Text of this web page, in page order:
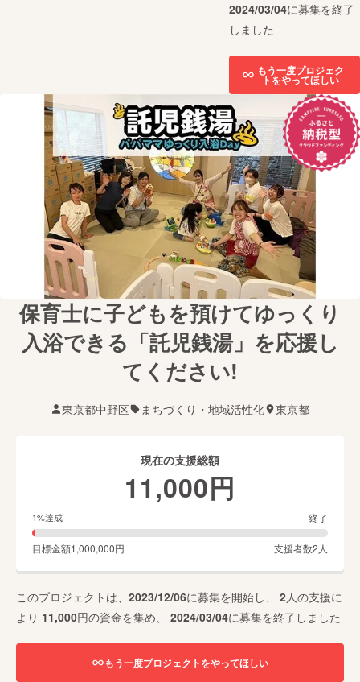
2024/03/04に募集を終了
しました
もう一度プロジェク
トをやってほしい
保育士に子どもを預けてゆっくり
入浴できる「託児銭湯」を応援し
てください!
東京都中野区 まちづくり・地域活性化 東京都
現在の支援総額
11,000円
1%達成 終了
目標金額1,000,000円 支援者数2 人
このプロジェクトは、 2023/12/06に募集を開始し、 2人の支援に
より 11,000円の資金を集め、 2024/03/04に募集を終了しました
もう一度プロジェクトをやってほしい